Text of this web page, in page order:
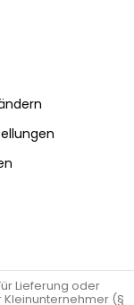
Lieferung oder
Kleinunternehmer (§